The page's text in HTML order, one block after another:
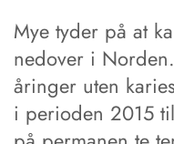
Mye tyder på at
nedover i
åringer uten
i perioden 2015